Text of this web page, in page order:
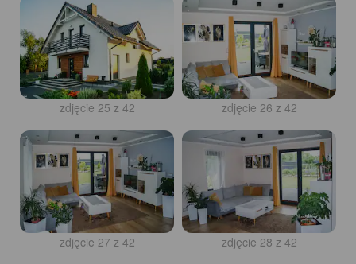
zdjęcie 25 z 42 zdjęcie 26 z 42
zdjęcie 27 z 42 zdjęcie 28 z 42